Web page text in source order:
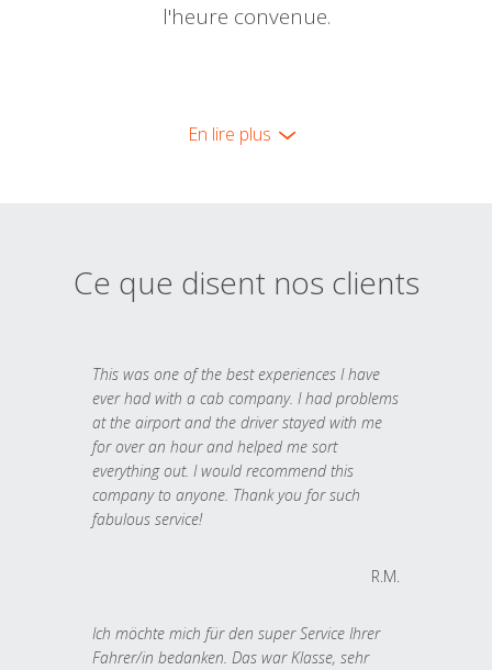
l'heure convenue.
En lire plus
Ce que disent nos clients
This was one of the best experiences I have
ever had with a cab company. I had problems
at the airport and the driver stayed with me
for over an hour and helped me sort
everything out. I would recommend this
company to anyone. Thank you for such
fabulous service!
R.M.
Ich möchte mich für den super Service Ihrer
Fahrer/in bedanken. Das war Klasse, sehr